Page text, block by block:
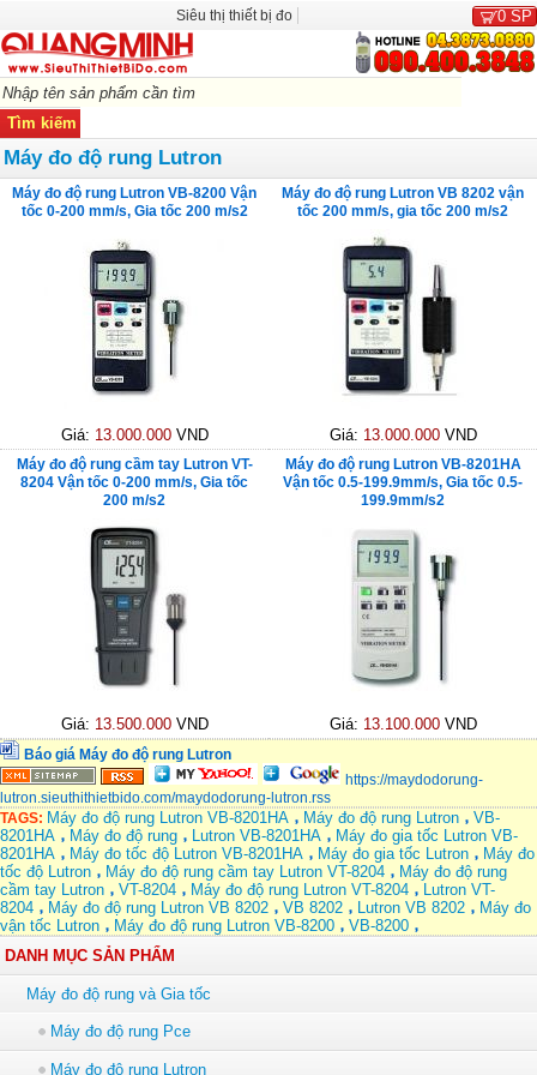
Siêu thị thiết bị đo 0 SP
Máy đo độ rung Lutron
Máy đo độ rung Lutron VB-8200 Vận
tốc 0-200 mm/s, Gia tốc 200 m/s2
Giá: 13.000.000VND
Máy đo độ rung Lutron VB 8202 vận
tốc 200 mm/s, gia tốc 200 m/s2
Giá: 13.000.000VND
Máy đo độ rung cầm tay Lutron VT-
8204 Vận tốc 0-200 mm/s, Gia tốc
200 m/s2
Giá: 13.500.000VND
Máy đo độ rung Lutron VB-8201HA
Vận tốc 0.5-199.9mm/s, Gia tốc 0.5-
199.9mm/s2
Giá: 13.100.000VND
Báo giá Máy đo độ rung Lutron
https://maydodorung-
lutron.sieuthithietbido.com/maydodorung-lutron.rss
TAGS: Máy đo độ rung Lutron VB-8201HA Máy đo độ rung Lutron
VB-
8201HA
Máy đo độ rung Lutron VB-8201HA
Máy đo gia tốc Lutron VB-
8201HA
Máy đo tốc độ Lutron VB-8201HA Máy đo gia tốc Lutron
Máy đo
tốc độ Lutron
Máy đo độ rung cầm tay Lutron VT-8204
Máy đo độ rung
cầm tay Lutron
VT-8204 Máy đo độ rung Lutron VT-8204
Lutron VT-
8204
Máy đo độ rung Lutron VB 8202 VB 8202 Lutron VB 8202
Máy đo
vận tốc Lutron
Máy đo độ rung Lutron VB-8200
VB-8200
DANH MỤC SẢN PHẨM
Máy đo độ rung và Gia tốc
Máy đo độ rung Pce
Máy đo độ rung Lutron